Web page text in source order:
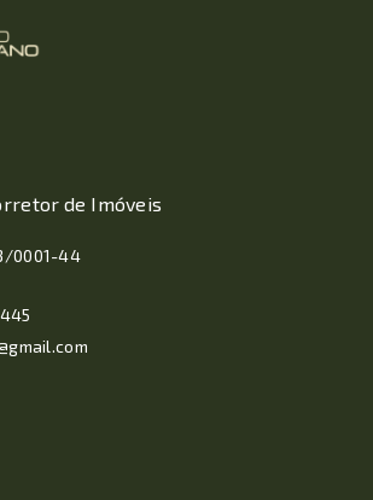
de Imóveis
0001-44